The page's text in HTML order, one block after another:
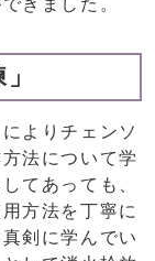
きました。
よりチェンソ
法について学
てあっても、
方法を丁寧に
剣に学んでい